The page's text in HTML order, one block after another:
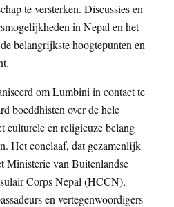
te versterken. Discussies en
in Nepal en het
belangrijkste hoogtepunten en
om Lumbini in contact te
boeddhisten over de hele
culturele en religieuze belang
Het conclaaf, dat gezamenlijk
Ministerie van Buitenlandse
Corps Nepal (HCCN),
en vertegenwoordigers